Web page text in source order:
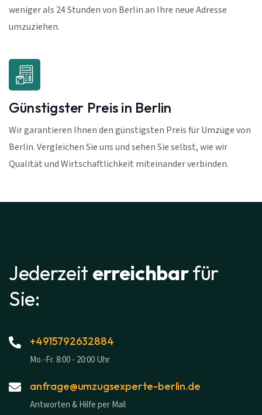
weniger als 24 Stunden von Berlin an Ihre neue Adresse
umzuziehen.
Günstigster Preis in Berlin
Wir garantieren Ihnen den günstigsten Preis für Umzüge von
Berlin. Vergleichen Sie uns und sehen Sie selbst, wie wir
Qualität und Wirtschaftlichkeit miteinander verbinden.
Jederzeit erreichbarfür
Sie:
+4915792632884
Mo.-Fr. 8:00 - 20:00 Uhr
anfrage@umzugsexperte-berlin.de
Antworten & Hilfe per Mail